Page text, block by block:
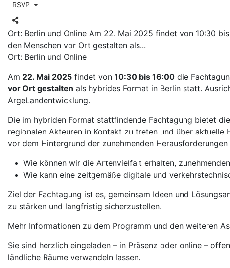
RSVP
Ort: Berlin und Online Am 22. Mai 2025 findet von 10:30
den Menschen vor Ort gestalten als...
Ort: Berlin und Online
Am 22. Mai 2025 findet von 10:30 bis 16:00 die
vor Ort gestalten als hybrides Format in Berlin statt.
ArgeLandentwicklung.
Die im hybriden Format stattfindende Fachtagung bietet
regionalen Akteuren in Kontakt zu treten und über aktuelle
vor dem Hintergrund der zunehmenden
Wie können wir die Artenvielfalt erhalten,
Wie kann eine zeitgemäße digitale und
Ziel der Fachtagung ist es, gemeinsam Ideen und
zu stärken und langfristig sicherzustellen.
Mehr Informationen zu dem Programm und den weiteren
Sie sind herzlich eingeladen – in Präsenz oder online –
ländliche Räume verwandeln lassen.